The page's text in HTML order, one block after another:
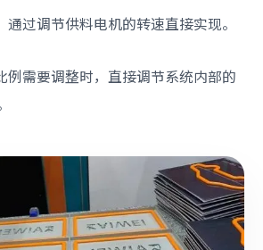
过调节供料电机的转速直接实现。
例需要调整时，直接调节系统内部的